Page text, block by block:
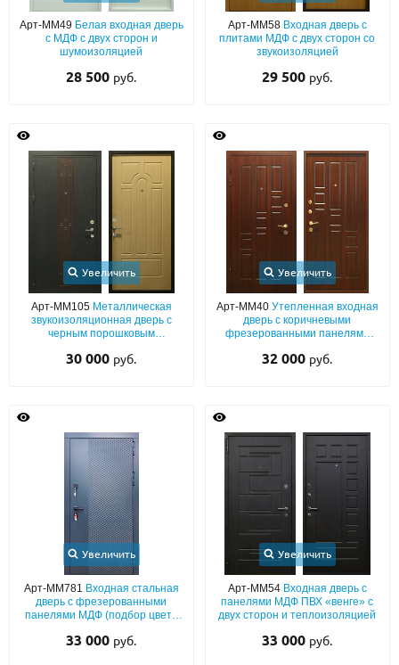
Арт-ММ49 Белая входная дверь
с МДФ с двух сторон и
шумоизоляцией
28 500 руб.
Арт-ММ58 Входная дверь с
плитами МДФ с двух сторон со
звукоизоляцией
29 500 руб.
Увеличить
Арт-ММ105 Металлическая
звукоизоляционная дверь с
черным порошковым
коричневой вставкой ПВХ и
30 000 руб.
Увеличить
Арт-ММ40 Утепленная входная
дверь с коричневыми
фрезерованными панелями
32 000 руб.
Увеличить
Арт-ММ781 Входная стальная
дверь с фрезерованными
панелями МДФ (подбор цвета
33 000 руб.
Увеличить
Арт-ММ54 Входная дверь с
панелями МДФ ПВХ «венге» с
двух сторон и теплоизоляцией
33 000 руб.